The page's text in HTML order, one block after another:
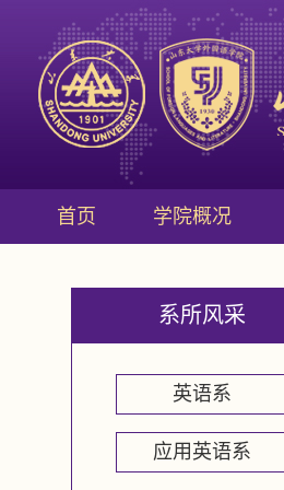
首页 学院概况
系所风采
英语系
应用英语系